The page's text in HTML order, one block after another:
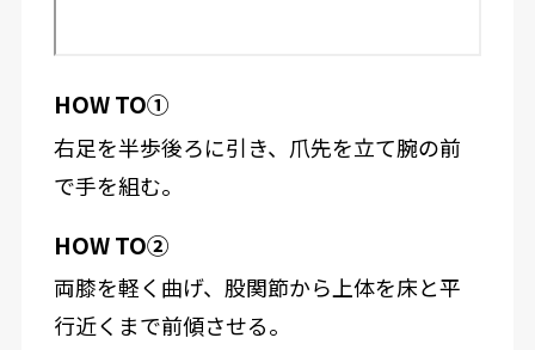
HOW TO①
右足を半歩後ろに引き、爪先を立て腕の前
で手を組む。
HOW TO②
両膝を軽く曲げ、股関節から上体を床と平
行近くまで前傾させる。